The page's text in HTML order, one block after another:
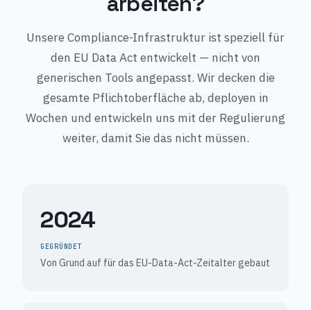
Unsere Compliance-Infrastruktur ist speziell für
den EU Data Act entwickelt — nicht von
generischen Tools angepasst. Wir decken die
gesamte Pflichtoberfläche ab, deployen in
Wochen und entwickeln uns mit der Regulierung
weiter, damit Sie das nicht müssen.
2024
GEGRÜNDET
Von Grund auf für das EU-Data-Act-Zeitalter gebaut